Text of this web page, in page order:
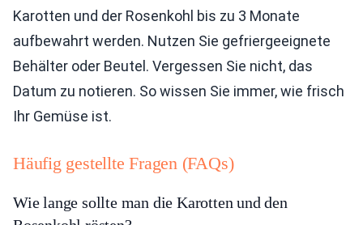
Karotten und der Rosenkohl bis zu 3 Monate
aufbewahrt werden. Nutzen Sie gefriergeeignete
Behälter oder Beutel. Vergessen Sie nicht, das
Datum zu notieren. So wissen Sie immer, wie frisch
Ihr Gemüse ist.
Häufig gestellte Fragen (FAQs)
Wie lange sollte man die Karotten und den